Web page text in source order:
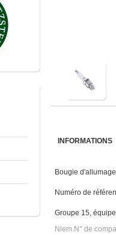
INFORMATIONS
Bougie
Numéro de
Groupe 15,
Niem.N° de